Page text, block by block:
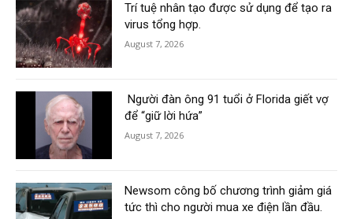
Trí tuệ nhân tạo được sử dụng để tạo ra
virus tổng hợp.
August 7, 2026
Người đàn ông 91 tuổi ở Florida giết vợ
để “giữ lời hứa”
August 7, 2026
Newsom công bố chương trình giảm giá
tức thì cho người mua xe điện lần đầu.